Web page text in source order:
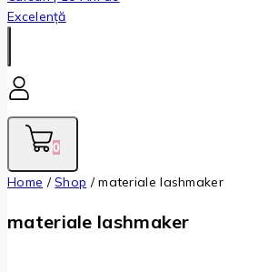
0
Home / Shop / materiale lashmaker
materiale lashmaker